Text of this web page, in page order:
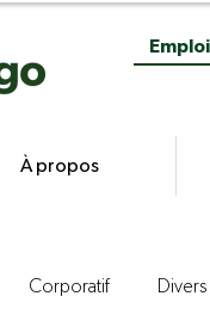
À propos
Corporatif Divers